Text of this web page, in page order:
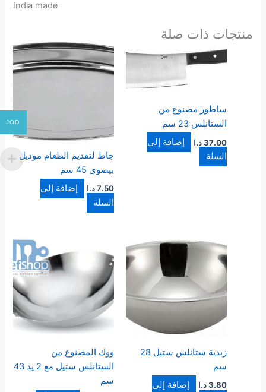
India made
منتجات ذات صلة
ساطور مصنوع من
الستانلس 23 سم
37.00 د.ا
إضافة إلى
السلة
جاط لتقديم الطعام موديل
بيضوي 45 سم
7.50د.ا
إضافة إلى
السلة
زبدية ستانلس ستيل 28
سم
3.80 د.ا
إضافة إلى
ووك المصنوع من
الستانلس ستيل مع 2 يد 43
سم
JOD